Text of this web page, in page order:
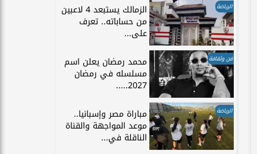
الرياضة الزمالك يستبعد 4 لاعبين
من حساباته.. تعرف
على...
فن وثقافة محمد رمضان يعلن اسم
مسلسله في رمضان
2027.....
الرياضة مباراة مصر وإسبانيا..
موعد المواجهة والقناة
الناقلة في...